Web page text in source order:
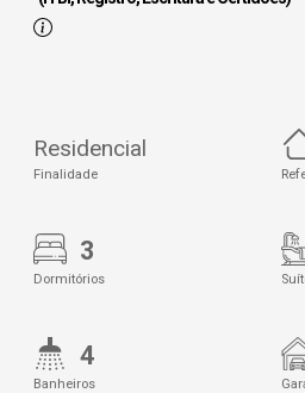
Residencial
Finalidade
3
Dormitórios
4
Banheiros